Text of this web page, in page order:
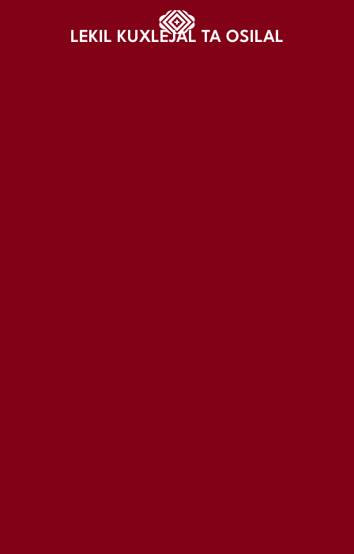
LEKIL KUXLEJAL TA OSILAL